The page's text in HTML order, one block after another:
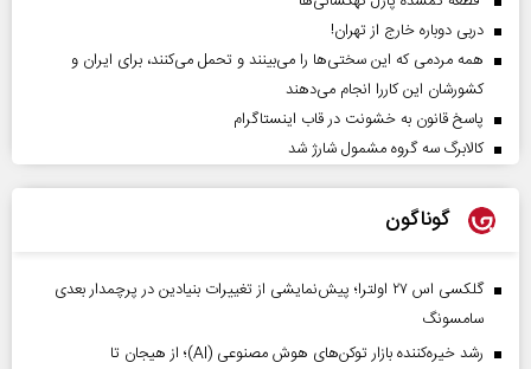
دربی دوباره خارج از تهران!
همه مردمی که این سختی‌ها را می‌بینند و تحمل می‌کنند، برای ایران و
کشورشان این کاررا انجام می‌دهند
پاسخ قانون به خشونت در قاب اینستاگرام
کالابرگ سه گروه مشمول شارژ شد
گوناگون
گلکسی اس ۲۷ اولترا؛ پیش‌نمایشی از تغییرات بنیادین در پرچمدار بعدی
سامسونگ
رشد خیره‌کننده بازار توکن‌های هوش مصنوعی (AI)؛ از هیجان تا